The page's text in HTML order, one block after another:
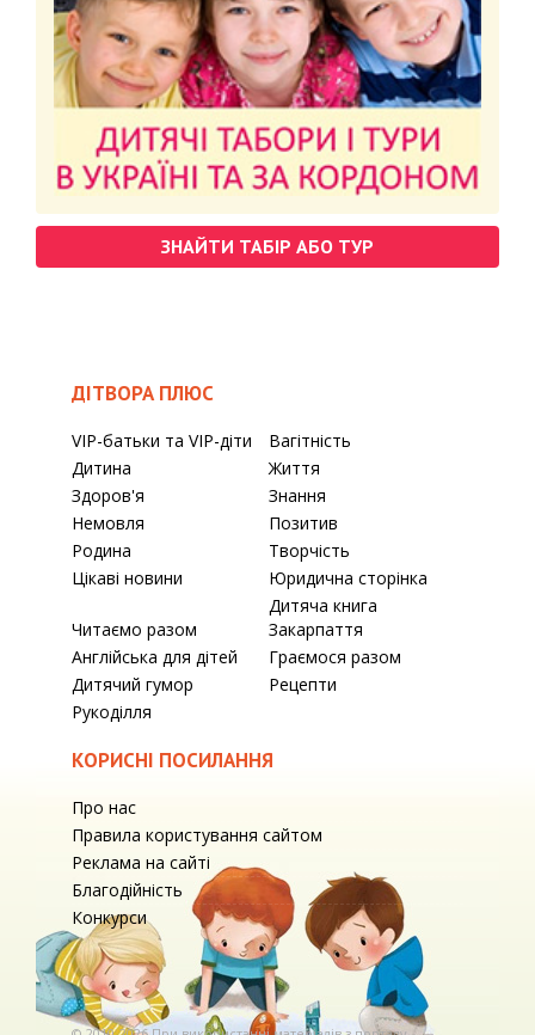
ЗНАЙТИ ТАБІР АБО ТУР
ДІТВОРА ПЛЮС
VIP-батьки та VIP-діти
Вагітність
Дитина
Життя
Здоров'я
Знання
Немовля
Позитив
Родина
Творчість
Цікаві новини
Юридична сторінка
Читаємо разом
Дитяча книга
Закарпаття
Англійська для дітей
Граємося разом
Дитячий гумор
Рецепти
Рукоділля
КОРИСНІ ПОСИЛАННЯ
Про нас
Правила користування сайтом
Реклама на сайті
Благодійність
Конкурси